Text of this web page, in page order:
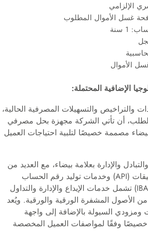
الإلزامي
غسل الأموال المطلوب
1 سنة
الأموال
الإضافية المحتملة:
والتراخيص والتسهيلات المصرفية الحالية،
أن تأتي الشركة مجهزة بحل مصرفي
بيضاء مصممة خصيصًا لتلبية احتياجات العميل
والإدارة بعلامة بيضاء، مع العديد من
واجهات برمجة التطبيقات (API) وخدمات توليد رقم الحساب
المصرفي الدولي (IBAN) تشمل خدمات الإيداع والإدارة والتداول
الأصول المشفرة الورقية والورقية. ويُعد
ومزودي السيولة بالإضافة إلى واجهة
وفقًا لمواصفات العميل المخصصة